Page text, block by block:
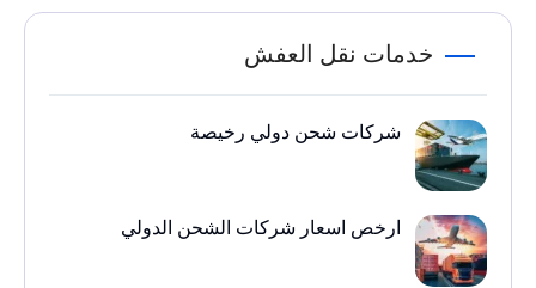
خدمات نقل العفش
شركات شحن دولي رخيصة
ارخص اسعار شركات الشحن الدولي